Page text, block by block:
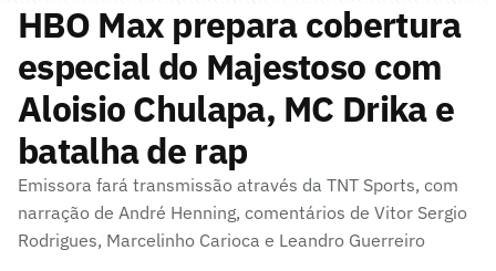
HBO Max prepara cobertura
especial do Majestoso com
Aloisio Chulapa, MC Drika e
batalha de rap
Emissora fará transmissão através da TNT Sports, com
narração de André Henning, comentários de Vitor Sergio
Rodrigues, Marcelinho Carioca e Leandro Guerreiro